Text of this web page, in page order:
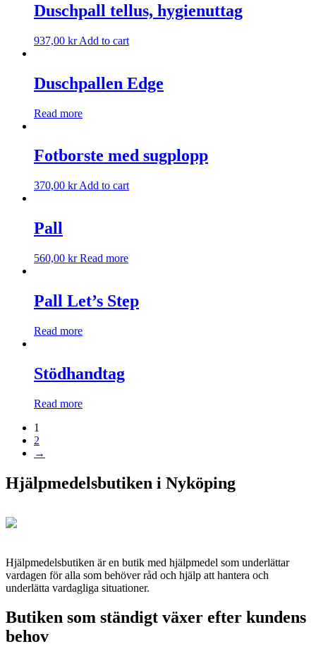
Duschpall tellus, hygienuttag
937,00 kr Add to cart
Duschpallen Edge
Read more
Fotborste med sugplopp
370,00 kr Add to cart
Pall
560,00 kr Read more
Pall Let’s Step
Read more
Stödhandtag
Read more
1
2
→
Hjälpmedelsbutiken i Nyköping
Hjälpmedelsbutiken är en butik med hjälpmedel som underlättar
vardagen för alla som behöver råd och hjälp att hantera och
underlätta vardagliga situationer.
Butiken som ständigt växer efter kundens
behov